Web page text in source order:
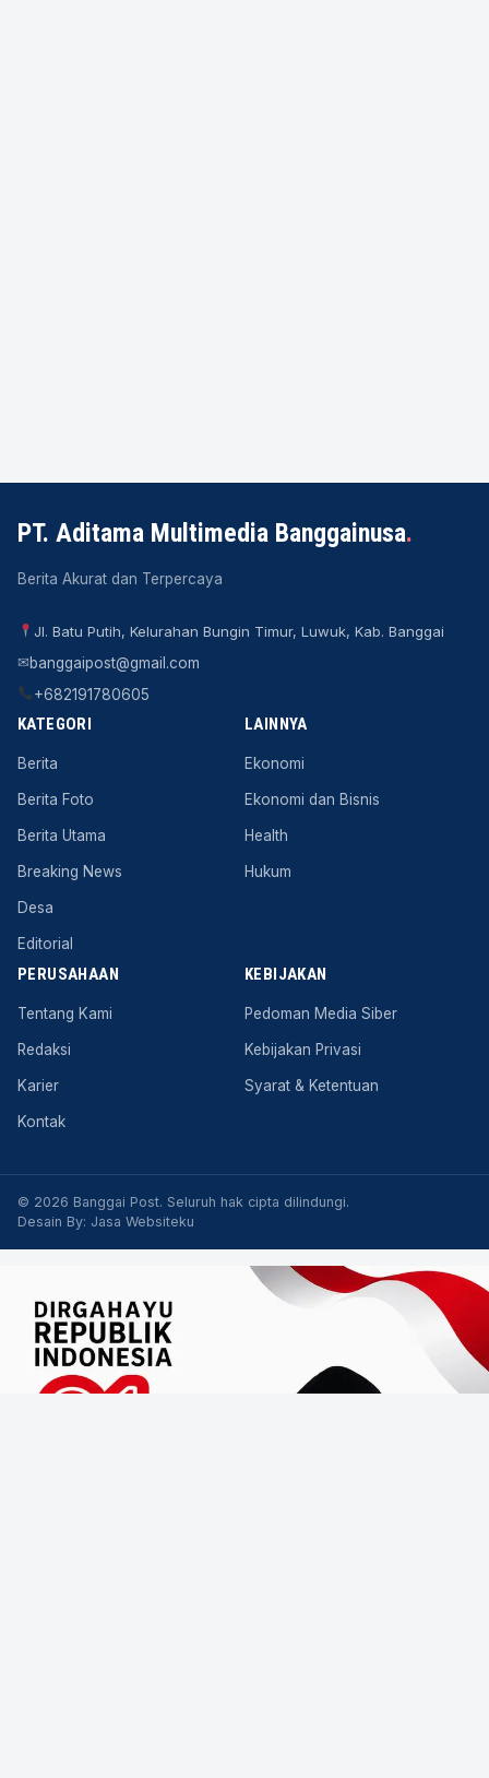
PT. Aditama Multimedia Banggainusa.
Berita Akurat dan Terpercaya
Jl. Batu Putih, Kelurahan Bungin Timur, Luwuk, Kab. Banggai
✉banggaipost@gmail.com
+682191780605
KATEGORI
Berita
Berita Foto
Berita Utama
Breaking News
Desa
Editorial
LAINNYA
Ekonomi
Ekonomi dan Bisnis
Health
Hukum
PERUSAHAAN
Tentang Kami
Redaksi
Karier
Kontak
KEBIJAKAN
Pedoman Media Siber
Kebijakan Privasi
Syarat & Ketentuan
© 2026 Banggai Post. Seluruh hak cipta dilindungi.
Desain By: Jasa Websiteku